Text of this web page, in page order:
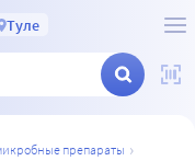
Туле
препараты